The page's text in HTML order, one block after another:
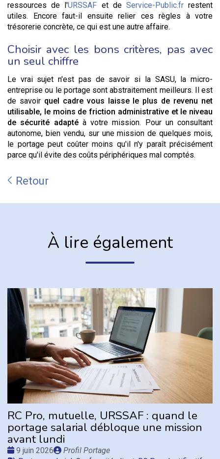
ressources de l'URSSAF et de Service-Public.frrestent
utiles. Encore faut-il ensuite relier ces règles à votre
trésorerie concrète, ce qui est une autre affaire.
Choisir avec les bons critères, pas avec
un seul chiffre
Le vrai sujet n'est pas de savoir si la SASU, la micro-
entreprise ou le portage sont abstraitement meilleurs. Il est
de savoir quel cadre vous laisse le plus de revenu net
utilisable, le moins de friction administrative et le niveau
de sécurité adaptéà votre mission. Pour un consultant
autonome, bien vendu, sur une mission de quelques mois,
le portage peut coûter moins qu'il n'y paraît précisément
parce qu'il évite des coûts périphériques mal comptés.
Retour
À lire également
RC Pro, mutuelle, URSSAF : quand le
portage salarial débloque une mission
avant lundi
Date
9 juin 2026
Publié
Profil Portage